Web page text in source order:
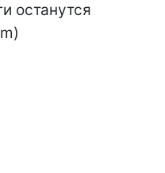
останутся